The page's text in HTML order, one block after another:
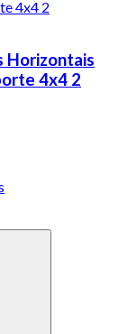
Horizontais
4x4 2